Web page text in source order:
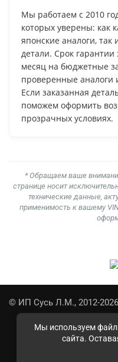
Мы используем
сайта.
Мы работаем с 2010
которых уверены: как
японские аналоги,
детали. Срок гарантии
месяц на бюджетные
проверенные аналоги
Если заказанная
поможем оформить
прозрачных условиях.
* Обращаем ваше
странице носит
технические данные,
применимость к вашему
© ИП Сусь Л.М., 2012-